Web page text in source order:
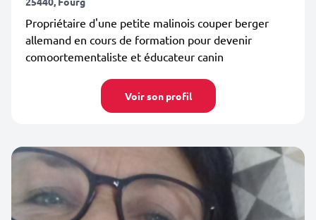
Propriétaire d'une petite malinois couper berger
allemand en cours de formation pour devenir
comoortementaliste et éducateur canin
Voir son profil